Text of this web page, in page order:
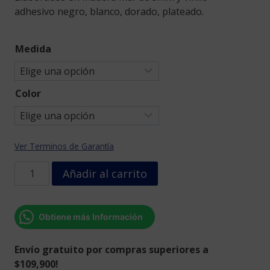
adhesivo negro, blanco, dorado, plateado.
Medida
Color
Ver Terminos de Garantía
Cuadro
con
libélulas
Añadir al carrito
Obtiene más Información
Envío gratuito por compras superiores a
$109,900!